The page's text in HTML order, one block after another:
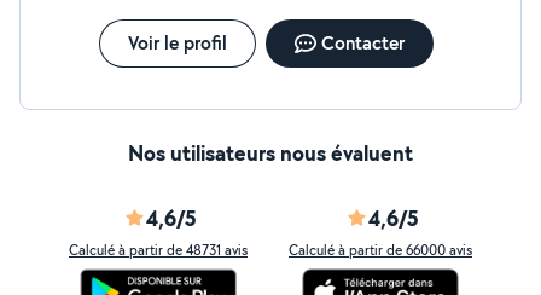
Voir le profil Contacter
Nos utilisateurs nous évaluent
4,6/5
Calculé à partir de 48731 avis
4,6/5
Calculé à partir de 66000 avis